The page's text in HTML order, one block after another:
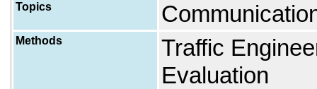
Topics
Methods
Traffic
Evaluation